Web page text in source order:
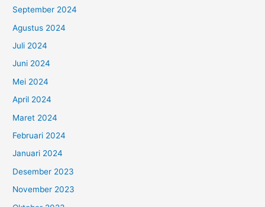
September 2024
Agustus 2024
Juli 2024
Juni 2024
Mei 2024
April 2024
Maret 2024
Februari 2024
Januari 2024
Desember 2023
November 2023